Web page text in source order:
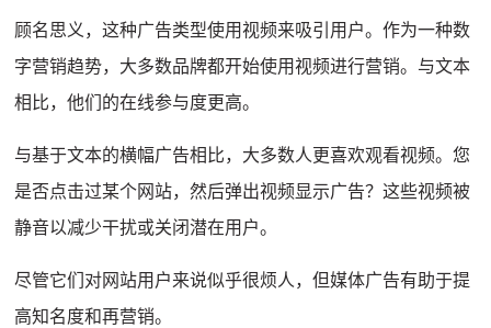
顾名思义，这种广告类型使用视频来吸引用户。作为一种数
字营销趋势，大多数品牌都开始使用视频进行营销。 与文本
相比，他们的在线参与度更高。
与基于文本的横幅广告相比，大多数人更喜欢观看视频。您
是否点击过某个网站，然后弹出视频显示广告？这些视频被
静音以减少干扰或关闭潜在用户。
尽管它们对网站用户来说似乎很烦人，但媒体广告有助于提
高知名度和再营销。